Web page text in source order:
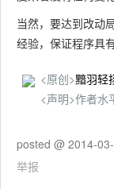
当然，要达到改动
经验，保证程序具
<原创>黯羽轻
<声明>作者水
posted @ 2014-
举报